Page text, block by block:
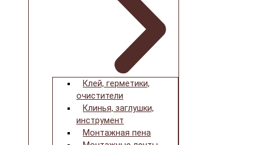
Клей, герметики,
очистители
Клинья, заглушки,
инструмент
Монтажная пена